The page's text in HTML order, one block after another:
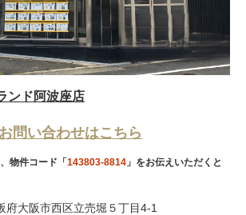
ンド阿波座店
問い合わせはこちら
物件コード「143803-8814 」をお伝えいただくと
府大阪市西区立売堀５丁目4-1